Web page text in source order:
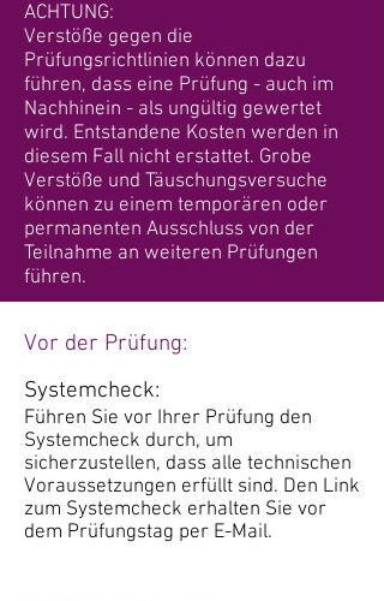
ACHTUNG:
Verstöße gegen die
Prüfungsrichtlinien können dazu
führen, dass eine Prüfung - auch im
Nachhinein - als ungültig gewertet
wird. Entstandene Kosten werden in
diesem Fall nicht erstattet. Grobe
Verstöße und Täuschungsversuche
können zu einem temporären oder
permanenten Ausschluss von der
Teilnahme an weiteren Prüfungen
führen.
​Vor der Prüfung:
Systemcheck:
Führen Sie vor Ihrer Prüfung den
Systemcheck durch, um
sicherzustellen, dass alle technischen
Voraussetzungen erfüllt sind. Den Link
zum Systemcheck erhalten Sie vor
dem Prüfungstag per E-Mail.